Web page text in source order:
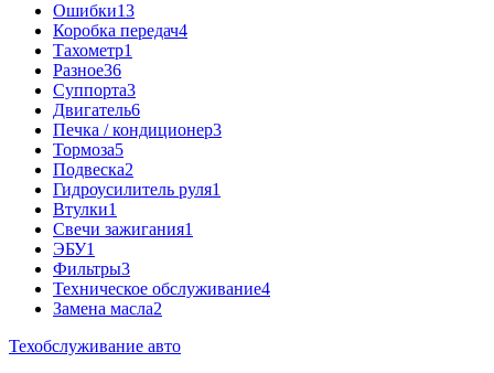
Ошибки13
Коробка передач4
Тахометр1
Разное36
Cуппорта3
Двигатель6
Печка / кондиционер3
Тормоза5
Подвеска2
Гидроусилитель руля1
Втулки1
Свечи зажигания1
ЭБУ1
Фильтры3
Техническое обслуживание4
Замена масла2
Техобслуживание авто